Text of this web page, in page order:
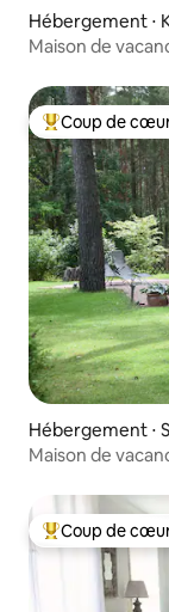
Hébergement ⋅
Maison de
Coups de cœur
Coup de
Hébergement ⋅
Maison de
Coups de cœur
Coup de